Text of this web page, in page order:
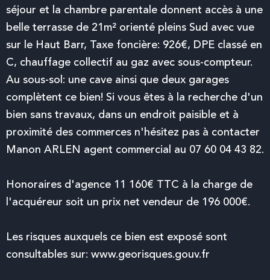
séjour et la chambre parentale donnent accès à une
belle terrasse de 21m² orienté pleins Sud avec vue
sur le Haut Barr, Taxe foncière: 926€, DPE classé en
C, chauffage collectif au gaz avec sous-compteur.
Au sous-sol: une cave ainsi que deux garages
complètent ce bien! Si vous êtes à la recherche d'un
bien sans travaux, dans un endroit paisible et à
proximité des commerces n'hésitez pas à contacter
Manon ARLEN agent commercial au 07 60 04 43 82.
Honoraires d'agence 11 160€ TTC à la charge de
l'acquéreur soit un prix net vendeur de 196 000€.
Les risques auxquels ce bien est exposé sont
consultables sur: www.georisques.gouv.fr